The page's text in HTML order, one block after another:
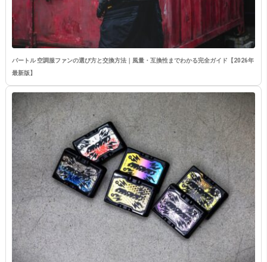
バートル 空調服ファンの選び方と交換方法｜風量・互換性までわかる完全ガイド【2026年
最新版】